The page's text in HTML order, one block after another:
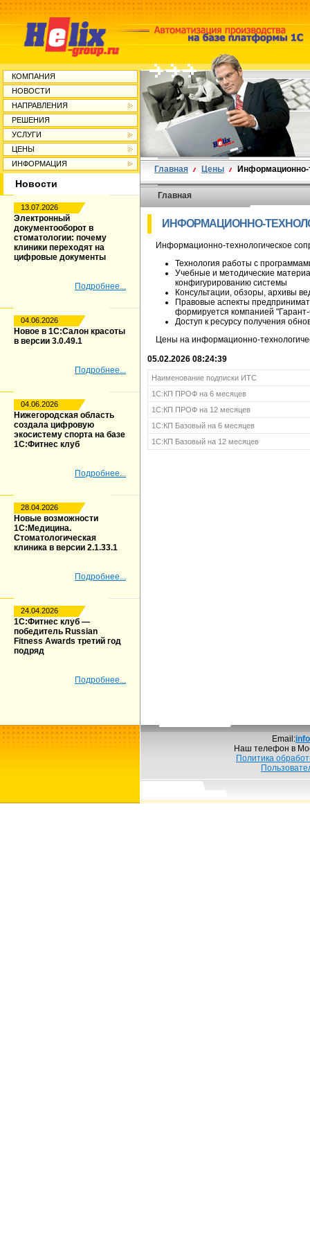
КОМПАНИЯ
НОВОСТИ
НАПРАВЛЕНИЯ
РЕШЕНИЯ
УСЛУГИ
ЦЕНЫ
ИНФОРМАЦИЯ
Новости
13.07.2026
Электронный
документооборот в
стоматологии: почему
клиники переходят на
цифровые документы
Подробнее...
04.06.2026
Новое в 1С:Салон красоты
в версии 3.0.49.1
Подробнее...
04.06.2026
Нижегородская область
создала цифровую
экосистему спорта на базе
1С:Фитнес клуб
Подробнее...
28.04.2026
Новые возможности
1С:Медицина.
Стоматологическая
клиника в версии 2.1.33.1
Подробнее...
24.04.2026
1С:Фитнес клуб —
победитель Russian
Fitness Awards третий год
подряд
Подробнее...
Главная Цены Информационно-
Главная
ИНФОРМАЦИОННО-
Информационно-технологическое
Технология работы с
Учебные и методические
конфигурированию системы
Консультации, обзоры, архивы
Правовые аспекты
формируется компанией
Доступ к ресурсу получения
Цены на информационно-
05.02.2026 08:24:39
Наименование подписки ИТС
1С:КП ПРОФ на 6 месяцев
1С:КП ПРОФ на 12 месяцев
1С:КП Базовый на 6 месяцев
1С:КП Базовый на 12 месяцев
Email:
Наш телефон в
Политика